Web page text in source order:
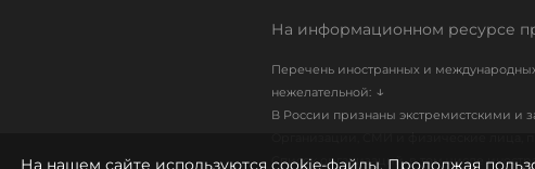
На информационном ресурсе
Перечень иностранных и
нежелательной: ↓
В России признаны экстремистскими и
Список организаций, в том числе
На нашем сайте используются cookie-файлы. Продолжая